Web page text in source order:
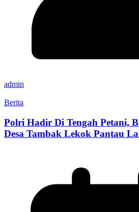
admin
Berita
Polri Hadir Di Tengah Petani,
Desa Tambak Lekok Pantau